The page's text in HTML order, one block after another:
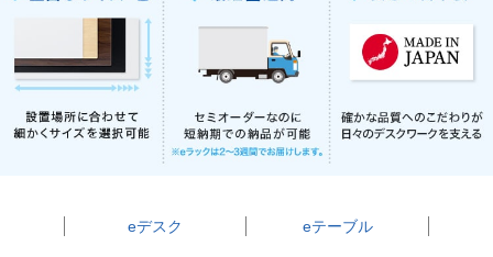
eデスク eテーブル